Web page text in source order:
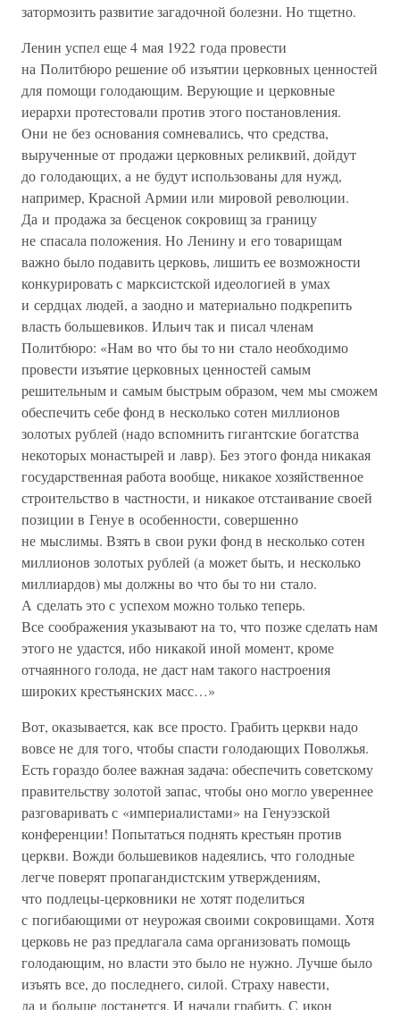
затормозить развитие загадочной болезни. Но тщетно.
Ленин успел еще 4 мая 1922 года провести
на Политбюро решение об изъятии церковных ценностей
для помощи голодающим. Верующие и церковные
иерархи протестовали против этого постановления.
Они не без основания сомневались, что средства,
вырученные от продажи церковных реликвий, дойдут
до голодающих, а не будут использованы для нужд,
например, Красной Армии или мировой революции.
Да и продажа за бесценок сокровищ за границу
не спасала положения. Но Ленину и его товарищам
важно было подавить церковь, лишить ее возможности
конкурировать с марксистской идеологией в умах
и сердцах людей, а заодно и материально подкрепить
власть большевиков. Ильич так и писал членам
Политбюро: «Нам во что бы то ни стало необходимо
провести изъятие церковных ценностей самым
решительным и самым быстрым образом, чем мы сможем
обеспечить себе фонд в несколько сотен миллионов
золотых рублей (надо вспомнить гигантские богатства
некоторых монастырей и лавр). Без этого фонда никакая
государственная работа вообще, никакое хозяйственное
строительство в частности, и никакое отстаивание своей
позиции в Генуе в особенности, совершенно
не мыслимы. Взять в свои руки фонд в несколько сотен
миллионов золотых рублей (а может быть, и несколько
миллиардов) мы должны во что бы то ни стало.
А сделать это с успехом можно только теперь.
Все соображения указывают на то, что позже сделать нам
этого не удастся, ибо никакой иной момент, кроме
отчаянного голода, не даст нам такого настроения
широких крестьянских масс…»
Вот, оказывается, как все просто. Грабить церкви надо
вовсе не для того, чтобы спасти голодающих Поволжья.
Есть гораздо более важная задача: обеспечить советскому
правительству золотой запас, чтобы оно могло увереннее
разговаривать с «империалистами» на Генуэзской
конференции! Попытаться поднять крестьян против
церкви. Вожди большевиков надеялись, что голодные
легче поверят пропагандистским утверждениям,
что подлецы-церковники не хотят поделиться
с погибающими от неурожая своими сокровищами. Хотя
церковь не раз предлагала сама организовать помощь
голодающим, но власти это было не нужно. Лучше было
изъять все, до последнего, силой. Страху навести,
да и больше достанется. И начали грабить. С икон